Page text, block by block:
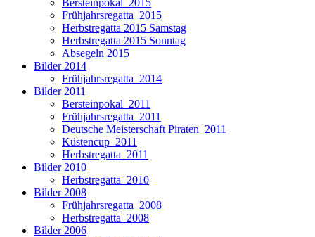
Bersteinpokal_2015
Frühjahrsregatta_2015
Herbstregatta 2015 Samstag
Herbstregatta 2015 Sonntag
Absegeln 2015
Bilder 2014
Frühjahrsregatta_2014
Bilder 2011
Bersteinpokal_2011
Frühjahrsregatta_2011
Deutsche Meisterschaft Piraten_2011
Küstencup_2011
Herbstregatta_2011
Bilder 2010
Herbstregatta_2010
Bilder 2008
Frühjahrsregatta_2008
Herbstregatta_2008
Bilder 2006